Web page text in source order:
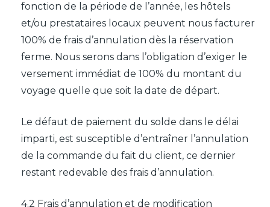
fonction de la période de l’année, les hôtels
et/ou prestataires locaux peuvent nous facturer
100% de frais d’annulation dès la réservation
ferme. Nous serons dans l’obligation d’exiger le
versement immédiat de 100% du montant du
voyage quelle que soit la date de départ.
Le défaut de paiement du solde dans le délai
imparti, est susceptible d’entraîner l’annulation
de la commande du fait du client, ce dernier
restant redevable des frais d’annulation.
4.2 Frais d’annulation et de modification